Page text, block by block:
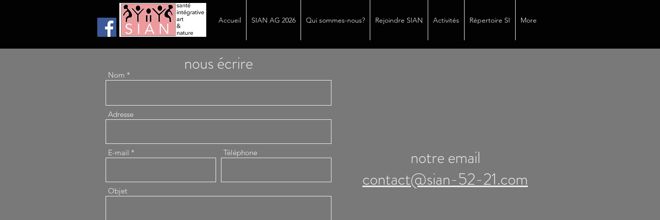
Accueil SIAN AG 2026 Qui sommes-nous? Rejoindre SIAN Activités Répertoire SI More
nous écrire
notre email
contact@sian-52-21.com
Nom
Adresse
E-mail Téléphone
Objet